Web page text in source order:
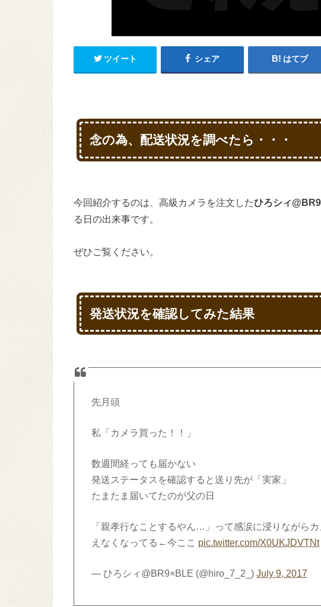
ツイート シェア はてブ
念の為、配送状況を調べたら・・・
今回紹介するのは、高級カメラを注文したひろシィ
る日の出来事です。
ぜひご覧ください。
発送状況を確認してみた結果
先月頭
私「カメラ買った！！」
数週間経っても届かない
発送ステータスを確認すると送り先が「実家」
たまたま届いてたのが父の日
「親孝行なことするやん…」って感涙に浸りながら
えなくなってる←今ここ pic.twitter.com/X0UKJDVTNt
— ひろシィ@BR9×BLE (@hiro_7_2_)July 9, 2017